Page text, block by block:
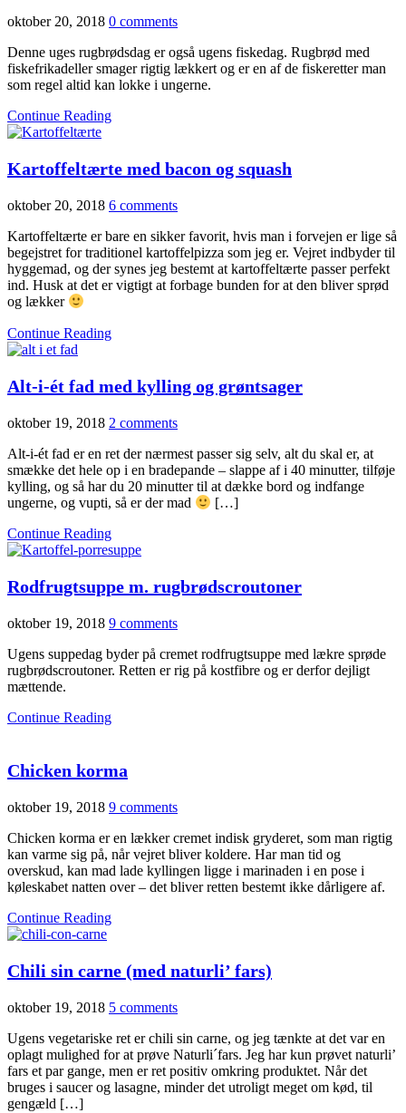
oktober 20, 2018 0 comments
Denne uges rugbrødsdag er også ugens fiskedag. Rugbrød med
fiskefrikadeller smager rigtig lækkert og er en af de fiskeretter man
som regel altid kan lokke i ungerne.
Continue Reading
Kartoffeltærte med bacon og squash
oktober 20, 2018 6 comments
Kartoffeltærte er bare en sikker favorit, hvis man i forvejen er lige så
begejstret for traditionel kartoffelpizza som jeg er. Vejret indbyder til
hyggemad, og der synes jeg bestemt at kartoffeltærte passer perfekt
ind. Husk at det er vigtigt at forbage bunden for at den bliver sprød
og lækker
Continue Reading
Alt-i-ét fad med kylling og grøntsager
oktober 19, 2018 2 comments
Alt-i-ét fad er en ret der nærmest passer sig selv, alt du skal er, at
smække det hele op i en bradepande – slappe af i 40 minutter, tilføje
kylling, og så har du 20 minutter til at dække bord og indfange
ungerne, og vupti, så er der mad
[…]
Continue Reading
Rodfrugtsuppe m. rugbrødscroutoner
oktober 19, 2018 9 comments
Ugens suppedag byder på cremet rodfrugtsuppe med lækre sprøde
rugbrødscroutoner. Retten er rig på kostfibre og er derfor dejligt
mættende.
Continue Reading
Chicken korma
oktober 19, 2018 9 comments
Chicken korma er en lækker cremet indisk gryderet, som man rigtig
kan varme sig på, når vejret bliver koldere. Har man tid og
overskud, kan mad lade kyllingen ligge i marinaden i en pose i
køleskabet natten over – det bliver retten bestemt ikke dårligere af.
Continue Reading
Chili sin carne (med naturli’ fars)
oktober 19, 2018 5 comments
Ugens vegetariske ret er chili sin carne, og jeg tænkte at det var en
oplagt mulighed for at prøve Naturli´fars. Jeg har kun prøvet naturli’
fars et par gange, men er ret positiv omkring produktet. Når det
bruges i saucer og lasagne, minder det utroligt meget om kød, til
gengæld […]